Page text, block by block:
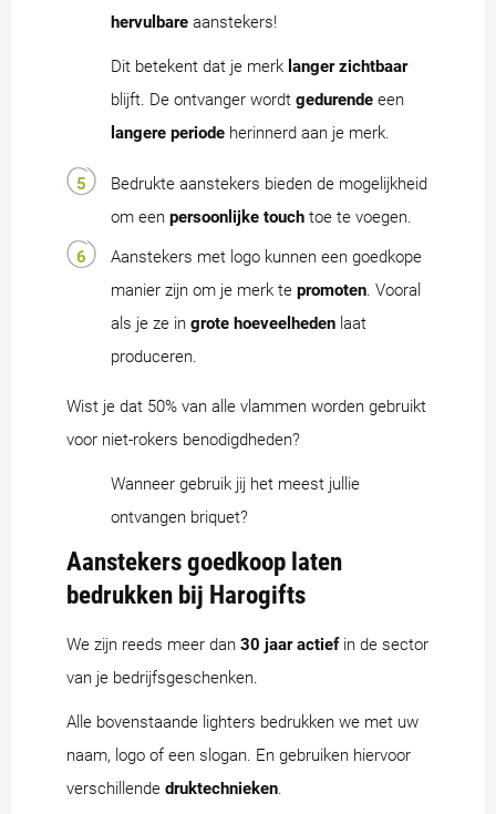
hervulbare aanstekers!
Dit betekent dat je merk langer zichtbaar
blijft. De ontvanger wordt gedurende een
langere periode herinnerd aan je merk.
Bedrukte aanstekers bieden de mogelijkheid
om een persoonlijke touch toe te voegen.
Aanstekers met logo kunnen een goedkope
manier zijn om je merk te promoten. Vooral
als je ze in grote hoeveelheden laat
produceren.
Wist je dat 50% van alle vlammen worden gebruikt
voor niet-rokers benodigdheden?
Wanneer gebruik jij het meest jullie
ontvangen briquet?
Aanstekers goedkoop laten
bedrukken bij Harogifts
We zijn reeds meer dan 30 jaar actiefin de sector
van je bedrijfsgeschenken.
Alle bovenstaande lighters bedrukken we met uw
naam, logo of een slogan. En gebruiken hiervoor
verschillende druktechnieken.